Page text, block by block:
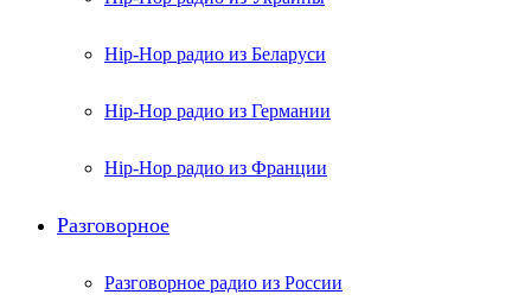
Hip-Hop радио из Беларуси
Hip-Hop радио из Германии
Hip-Hop радио из Франции
Разговорное
Разговорное радио из России